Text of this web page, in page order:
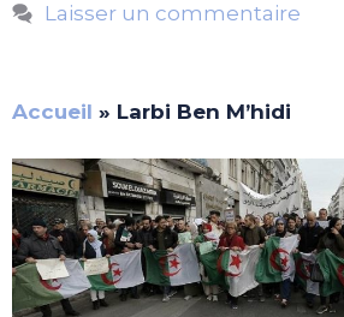
Laisser un commentaire
Accueil » Larbi Ben M’hidi